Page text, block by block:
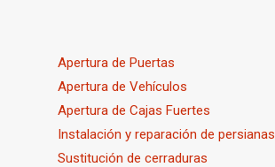
Apertura de Puertas
Apertura de Vehículos
Apertura de Cajas Fuertes
Instalación y reparación de persianas
Sustitución de cerraduras